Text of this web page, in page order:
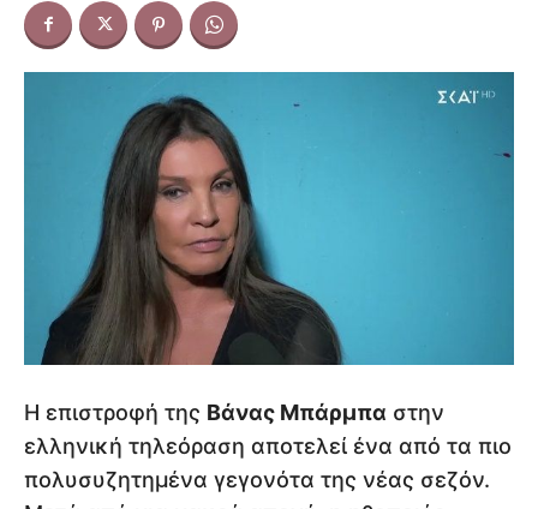
Η επιστροφή της Βάνας Μπάρμπα στην
ελληνική τηλεόραση αποτελεί ένα από τα πιο
πολυσυζητημένα γεγονότα της νέας σεζόν.